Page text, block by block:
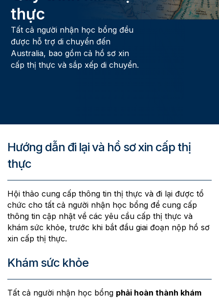
thực
Tất cả người nhận học bổng đều
được hỗ trợ di chuyển đến
Australia, bao gồm cả hồ sơ xin
cấp thị thực và sắp xếp di chuyển.
Hướng dẫn đi lại và hồ sơ xin cấp thị
thực
Hội thảo cung cấp thông tin thị thực và đi lại được tổ
chức cho tất cả người nhận học bổng để cung cấp
thông tin cập nhật về các yêu cầu cấp thị thực và
khám sức khỏe, trước khi bắt đầu giai đoạn nộp hồ sơ
xin cấp thị thực.
Khám sức khỏe
Tất cả người nhận học bổng phải hoàn thành khám